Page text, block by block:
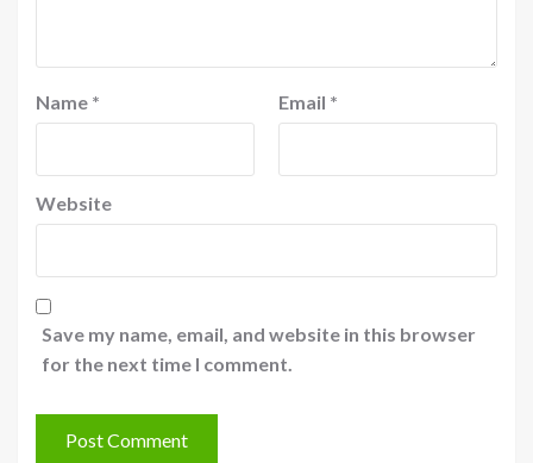
Name * Email *
Website
Save my name, email, and website in this browser
for the next time I comment.